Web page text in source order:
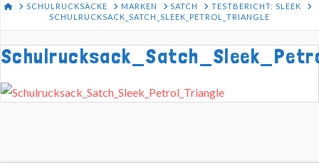
HOME
SCHULRUCKSÄCKE MARKEN SATCH
TESTBERICHT: SLEEK
SCHULRUCKSACK_SATCH_SLEEK_PETROL_TRIANGLE